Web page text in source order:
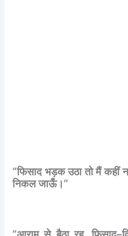
”फिसाद भड़क उठा तो मैं कहीं
निकलजाऊँ।”